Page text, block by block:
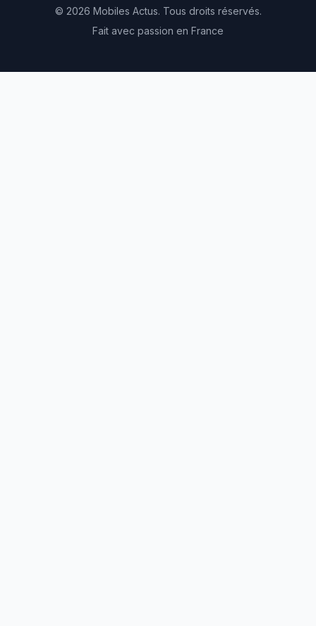
© 2026 Mobiles Actus. Tous droits réservés.
Fait avec passion en France